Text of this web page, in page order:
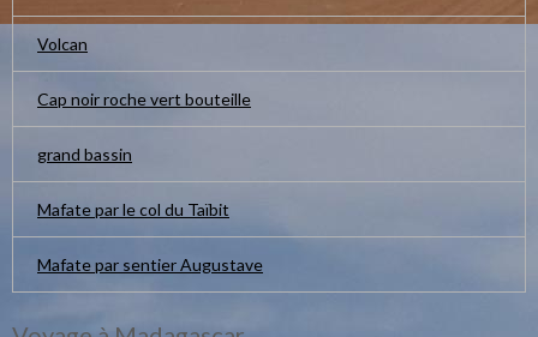
Volcan
Cap noir roche vert bouteille
grand bassin
Mafate par le col du Taïbit
Mafate par sentier Augustave